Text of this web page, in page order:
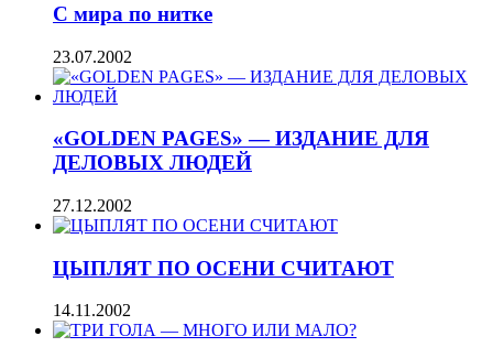
С мира по нитке
23.07.2002
«GOLDEN PAGES» — ИЗДАНИЕ ДЛЯ
ДЕЛОВЫХ ЛЮДЕЙ
27.12.2002
ЦЫПЛЯТ ПО ОСЕНИ СЧИТАЮТ
14.11.2002